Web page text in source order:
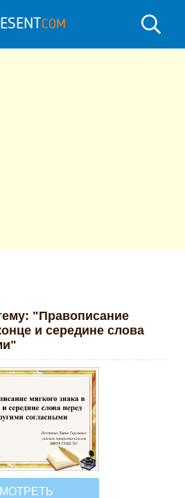
COM
"Правописание
и середине слова